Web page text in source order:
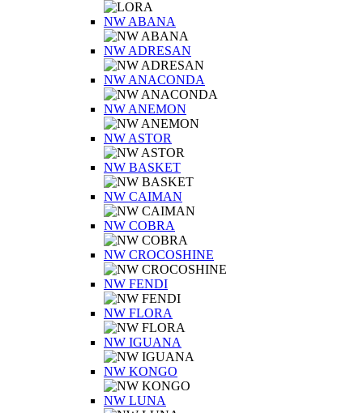
NW ABANA
NW ADRESAN
NW ANACONDA
NW ANEMON
NW ASTOR
NW BASKET
NW CAIMAN
NW COBRA
NW CROCOSHINE
NW FENDI
NW FLORA
NW IGUANA
NW KONGO
NW LUNA